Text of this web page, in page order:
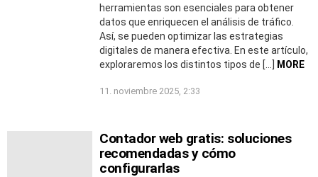
herramientas son esenciales para obtener
datos que enriquecen el análisis de tráfico.
Así, se pueden optimizar las estrategias
digitales de manera efectiva. En este artículo,
exploraremos los distintos tipos de […] MORE
11. noviembre 2025, 2:33
Contador web gratis: soluciones
recomendadas y cómo
configurarlas